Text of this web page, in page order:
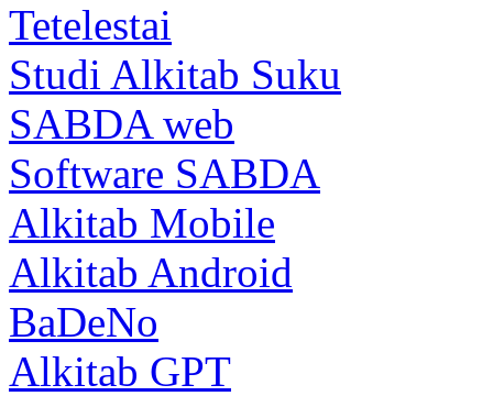
Tetelestai
Studi Alkitab Suku
SABDA web
Software SABDA
Alkitab Mobile
Alkitab Android
BaDeNo
Alkitab GPT